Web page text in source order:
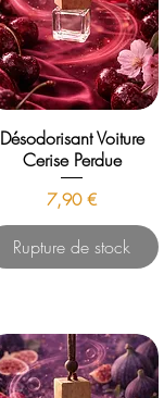
Désodorisant Voiture
Cerise Perdue
Prix
7,90 €
Rupture de stock